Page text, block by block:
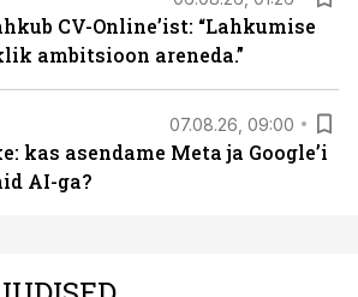
CV-Online’ist: “Lahkumise
ambitsioon areneda.”
07.08.26, 09:00
kas asendame Meta ja Google’i
AI-ga?